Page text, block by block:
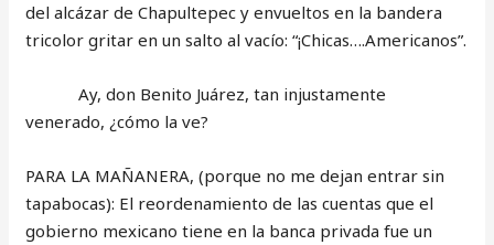
del alcázar de Chapultepec y envueltos en la bandera
tricolor gritar en un salto al vacío: “¡Chicas….Americanos”.
Ay, don Benito Juárez, tan injustamente
venerado, ¿cómo la ve?
PARA LA MAÑANERA, (porque no me dejan entrar sin
tapabocas): El reordenamiento de las cuentas que el
gobierno mexicano tiene en la banca privada fue un